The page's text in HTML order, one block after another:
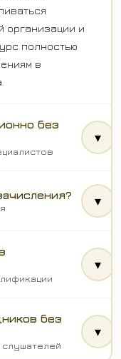
организации и
полностью
в
без
▾
▾
▾
без
▾